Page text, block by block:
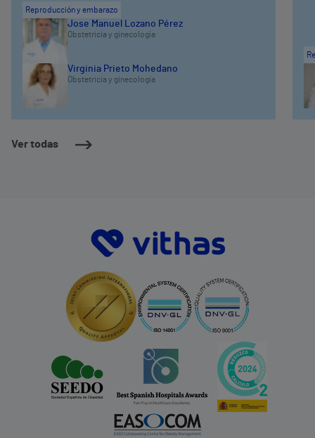
Ver todas
Reproducción y embarazo
Jose Manuel Lozano Pérez
Obstetricia y ginecología
Virginia Prieto Mohedano
Obstetricia y ginecología